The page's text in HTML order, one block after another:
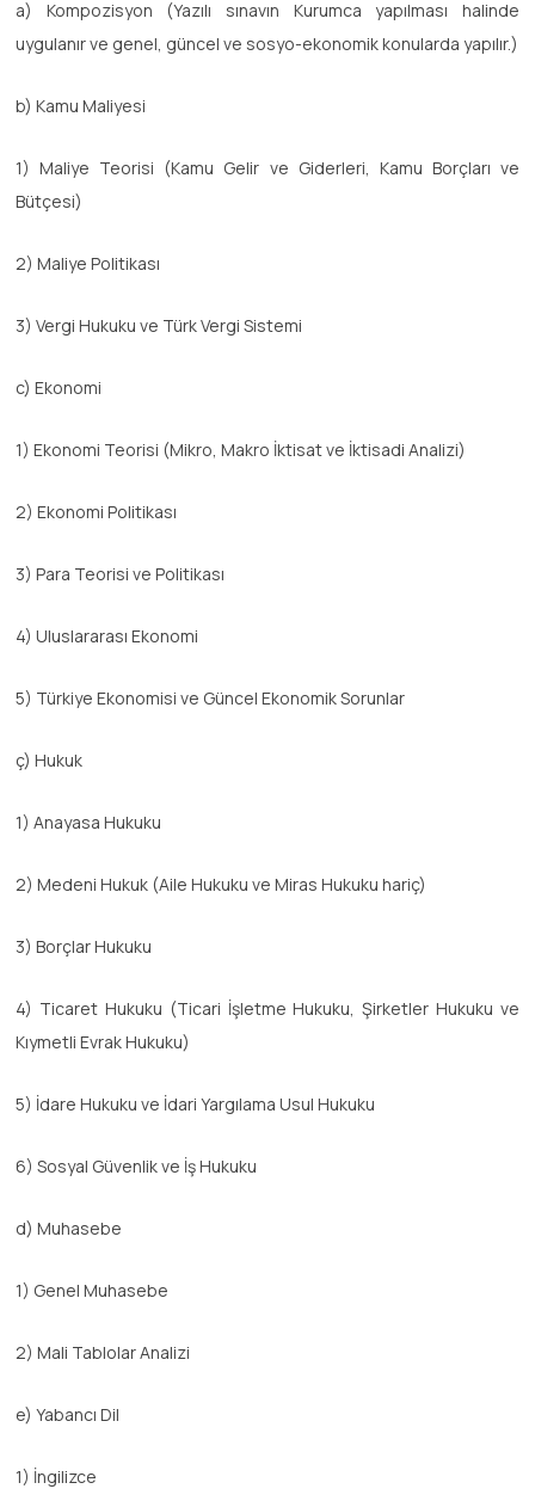
a) Kompozisyon (Yazılı sınavın Kurumca yapılması halinde
uygulanır ve genel, güncel ve sosyo-ekonomik konularda yapılır.)
b) Kamu Maliyesi
1) Maliye Teorisi (Kamu Gelir ve Giderleri, Kamu Borçları ve
Bütçesi)
2) Maliye Politikası
3) Vergi Hukuku ve Türk Vergi Sistemi
c) Ekonomi
1) Ekonomi Teorisi (Mikro, Makro İktisat ve İktisadi Analizi)
2) Ekonomi Politikası
3) Para Teorisi ve Politikası
4) Uluslararası Ekonomi
5) Türkiye Ekonomisi ve Güncel Ekonomik Sorunlar
ç) Hukuk
1) Anayasa Hukuku
2) Medeni Hukuk (Aile Hukuku ve Miras Hukuku hariç)
3) Borçlar Hukuku
4) Ticaret Hukuku (Ticari İşletme Hukuku, Şirketler Hukuku ve
Kıymetli Evrak Hukuku)
5) İdare Hukuku ve İdari Yargılama Usul Hukuku
6) Sosyal Güvenlik ve İş Hukuku
d) Muhasebe
1) Genel Muhasebe
2) Mali Tablolar Analizi
e) Yabancı Dil
1) İngilizce